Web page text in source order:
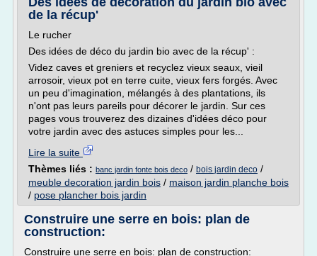
de la récup'
Le rucher
Des idées de déco du jardin bio avec de la récup' :
Videz caves et greniers et recyclez vieux seaux, vieil
arrosoir, vieux pot en terre cuite, vieux fers forgés. Avec
un peu d'imagination, mélangés à des plantations, ils
n'ont pas leurs pareils pour décorer le jardin. Sur ces
pages vous trouverez des dizaines d'idées déco pour
votre jardin avec des astuces simples pour les...
Lire la suite
Thèmes liés : banc jardin fonte bois deco / bois jardin deco /
meuble decoration jardin bois / maison jardin planche bois
/ pose plancher bois jardin
Construire une serre en bois: plan de
construction:
Construire une serre en bois: plan de construction: